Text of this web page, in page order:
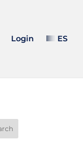
Login ES